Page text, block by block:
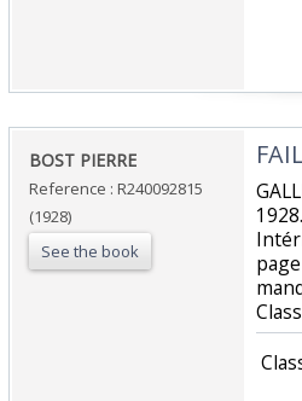
‎BOST PIERRE‎
Reference : R240092815
(1928)
See the book